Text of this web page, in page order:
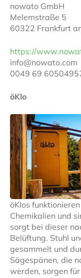
nowato GmbH
Melemstraße 5
60322 Frankfurt
https://
info@nowato.com
0049 69
öKlo
öKlos
Chemikalien und
sorgt bei dieser
Belüftung. Stuhl
gesammelt und
Sägespänen, die
werden, sorgen